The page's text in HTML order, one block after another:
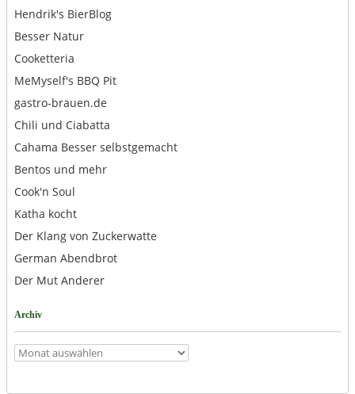
Hendrik's BierBlog
Besser Natur
Cooketteria
MeMyself's BBQ Pit
gastro-brauen.de
Chili und Ciabatta
Cahama Besser selbstgemacht
Bentos und mehr
Cook'n Soul
Katha kocht
Der Klang von Zuckerwatte
German Abendbrot
Der Mut Anderer
Archiv
Archiv